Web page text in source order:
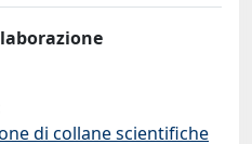
di collane scientifiche